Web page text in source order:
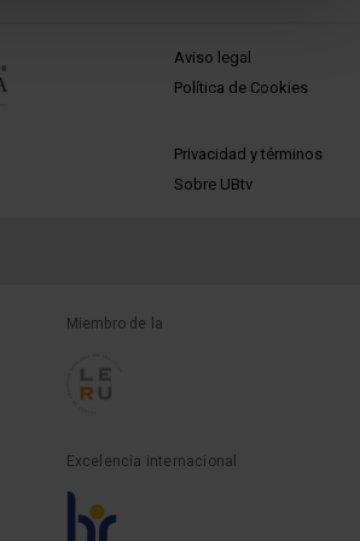
MENÚ PEU 1
Aviso legal
Política de Cookies
PEU 2
Privacidad y términos
Sobre UBtv
Miembro de la
Excelencia internacional